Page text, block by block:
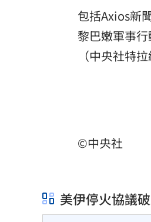
包括Axios新
黎巴嫩軍事
（中央社特
©中央社
美伊停火協議